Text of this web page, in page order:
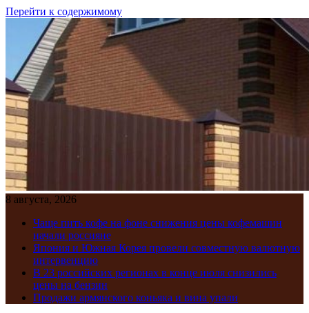
Перейти к содержимому
8 августа, 2026
Чаще пить кофе на фоне снижения цены кофемашин
начали россияне
Япония и Южная Корея провели совместную валютную
интервенцию
В 23 российских регионах в конце июля снизились
цены на бензин
Продажи армянского коньяка и вина упали